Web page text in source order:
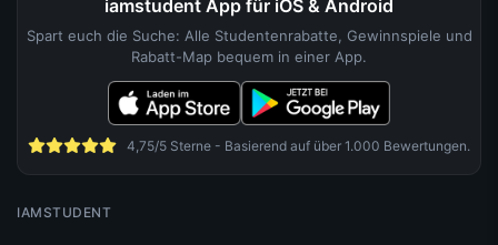
iamstudent App für iOS & Android
Spart euch die Suche: Alle Studentenrabatte, Gewinnspiele und
Rabatt-Map bequem in einer App.
4,75/5 Sterne - Basierend auf über 1.000 Bewertungen.
IAMSTUDENT